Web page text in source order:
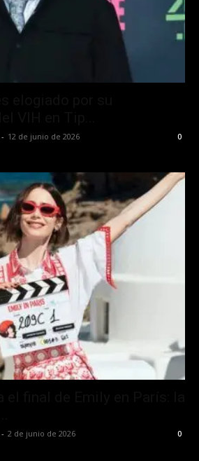
- 12 de junio de 2026 0
- 2 de junio de 2026 0